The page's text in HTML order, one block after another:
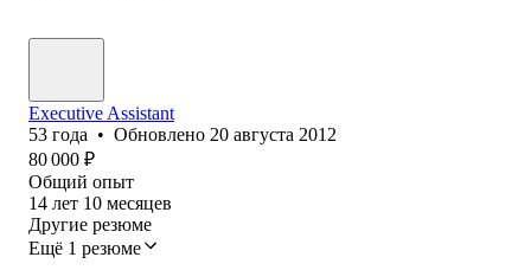
Executive Assistant
53 года • Обновлено 20 августа 2012
80 000 ₽
Общий опыт
14 лет 10 месяцев
Другие резюме
Ещё 1 резюме